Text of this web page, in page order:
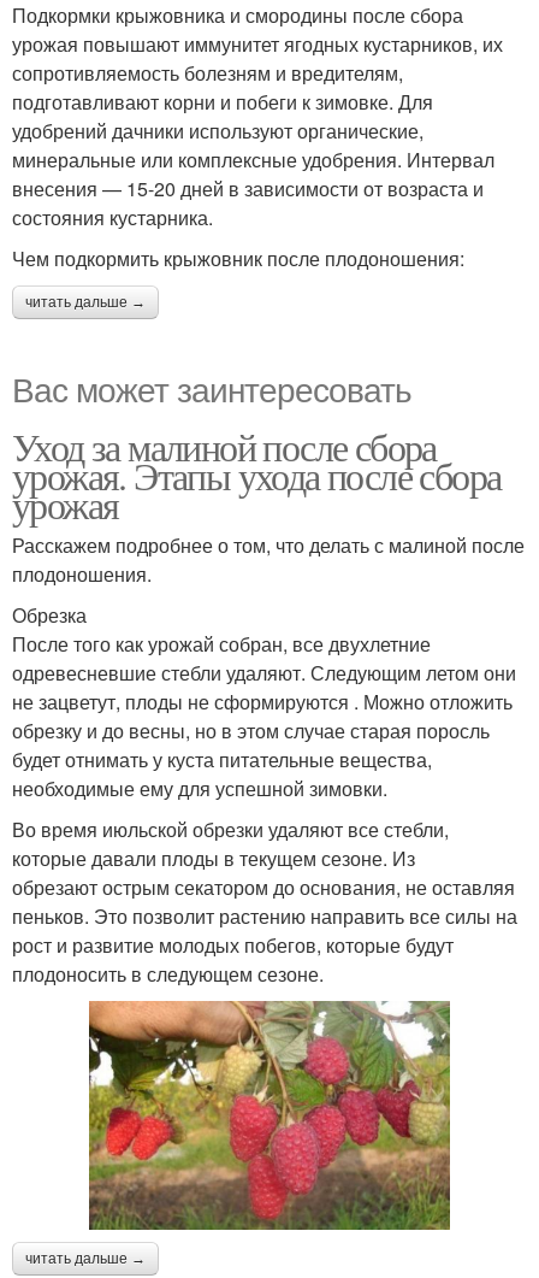
Подкормки крыжовника и смородины после сбора
урожая повышают иммунитет ягодных кустарников, их
сопротивляемость болезням и вредителям,
подготавливают корни и побеги к зимовке. Для
удобрений дачники используют органические,
минеральные или комплексные удобрения. Интервал
внесения — 15-20 дней в зависимости от возраста и
состояния кустарника.
Чем подкормить крыжовник после плодоношения:
читать дальше →
Вас может заинтересовать
Уход за малиной после сбора
урожая. Этапы ухода после сбора
урожая
Расскажем подробнее о том, что делать с малиной после
плодоношения.
Обрезка
После того как урожай собран, все двухлетние
одревесневшие стебли удаляют. Следующим летом они
не зацветут, плоды не сформируются . Можно отложить
обрезку и до весны, но в этом случае старая поросль
будет отнимать у куста питательные вещества,
необходимые ему для успешной зимовки.
Во время июльской обрезки удаляют все стебли,
которые давали плоды в текущем сезоне. Из
обрезают острым секатором до основания, не оставляя
пеньков. Это позволит растению направить все силы на
рост и развитие молодых побегов, которые будут
плодоносить в следующем сезоне.
читать дальше →